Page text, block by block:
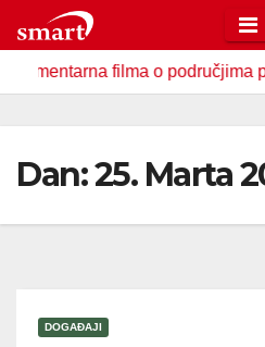
to
content filma o područjima
Dan:25. Marta
DOGAĐAJI